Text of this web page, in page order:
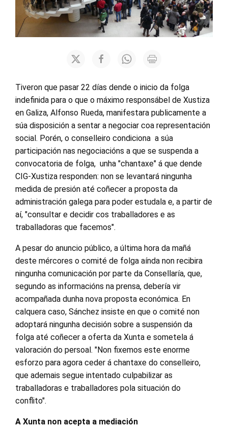
Tiveron que pasar 22 días dende o inicio da folga
indefinida para o que o máximo responsábel de Xustiza
en Galiza, Alfonso Rueda, manifestara publicamente a
súa disposición a sentar a negociar coa representación
social. Porén, o conselleiro condiciona a súa
participación nas negociacións a que se suspenda a
convocatoria de folga, unha "chantaxe" á que dende
CIG-Xustiza responden: non se levantará ningunha
medida de presión até coñecer a proposta da
administración galega para poder estudala e, a partir de
aí, "consultar e decidir cos traballadores e as
traballadoras que facemos".
A pesar do anuncio público, a última hora da mañá
deste mércores o comité de folga aínda non recibira
ningunha comunicación por parte da Consellaría, que,
segundo as informacións na prensa, debería vir
acompañada dunha nova proposta económica. En
calquera caso, Sánchez insiste en que o comité non
adoptará ningunha decisión sobre a suspensión da
folga até coñecer a oferta da Xunta e sometela á
valoración do persoal. "Non fixemos este enorme
esforzo para agora ceder á chantaxe do conselleiro,
que ademais segue intentado culpabilizar as
traballadoras e traballadores pola situación do
conflito".
A Xunta non acepta a mediación